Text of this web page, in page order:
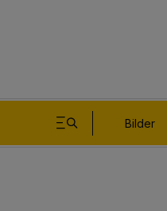
Bilder